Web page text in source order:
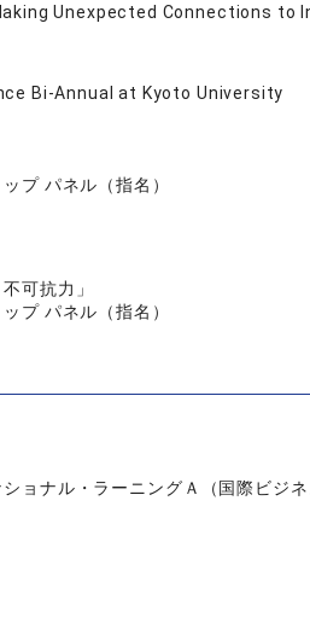
Unexpected Connections to
Bi-Annual at Kyoto University
プ パネル（指名）
可抗力」
プ パネル（指名）
ョナル・ラーニングＡ（国際ビジネ